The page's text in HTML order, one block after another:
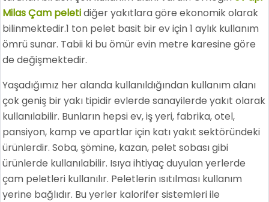
Milas Çam peletidiğer yakıtlara göre ekonomik olarak
bilinmektedir.1 ton pelet basit bir ev için 1 aylık kullanım
ömrü sunar. Tabii ki bu ömür evin metre karesine göre
de değişmektedir.
Yaşadığımız her alanda kullanıldığından kullanım alanı
çok geniş bir yakı tipidir evlerde sanayilerde yakıt olarak
kullanılabilir. Bunların hepsi ev, iş yeri, fabrika, otel,
pansiyon, kamp ve apartlar için katı yakıt sektöründeki
ürünlerdir. Soba, şömine, kazan, pelet sobası gibi
ürünlerde kullanılabilir. Isıya ihtiyaç duyulan yerlerde
çam peletleri kullanılır. Peletlerin ısıtılması kullanım
yerine bağlıdır. Bu yerler kalorifer sistemleri ile